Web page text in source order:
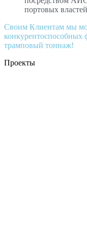
портовых
Своим Клиентам мы
конкурентоспособных
трамповый тоннаж!
Проекты